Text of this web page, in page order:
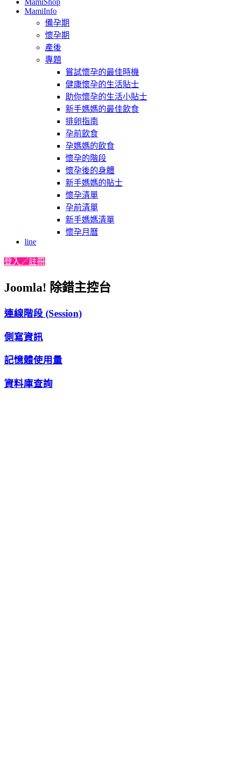
MamiShop
MamiInfo
備孕期
懷孕期
產後
專題
嘗試懷孕的最佳時機
健康懷孕的生活貼士
助你懷孕的生活小貼士
新手媽媽的最佳飲食
排卵指南
孕前飲食
孕媽媽的飲食
懷孕的階段
懷孕後的身體
新手媽媽的貼士
懷孕清單
孕前清單
新手媽媽清單
懷孕月曆
line
登入／註冊
Joomla! 除錯主控台
連線階段 (Session)
側寫資訊
記憶體使用量
資料庫查詢